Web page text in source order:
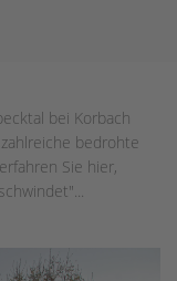
bei Korbach
bedrohte
Sie hier,